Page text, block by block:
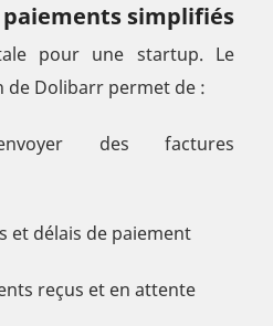
simplifiés
pour une startup. Le
Dolibarr permet de :
des factures
et délais de paiement
reçus et en attente